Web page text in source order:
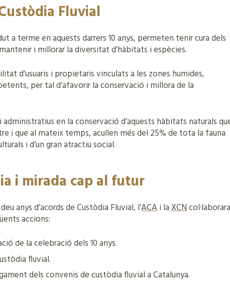
Fluvial
a terme en aquests darrers 10 anys, permeten tenir cura dels
i millorar la diversitat d’hàbitats i espècies.
d’usuaris i propietaris vinculats a les zones humides,
per tal d’afavorir la conservació i millora de la
en la conservació d’aquests hàbitats naturals
i que al mateix temps, acullen més del 25% de tota la fauna
i d’un gran atractiu social.
i mirada cap al futur
anys d’acords de Custòdia Fluvial, l’ACAi laXCN
accions:
de la celebració dels 10 anys.
fluvial.
dels convenis de custòdia fluvial a Catalunya.